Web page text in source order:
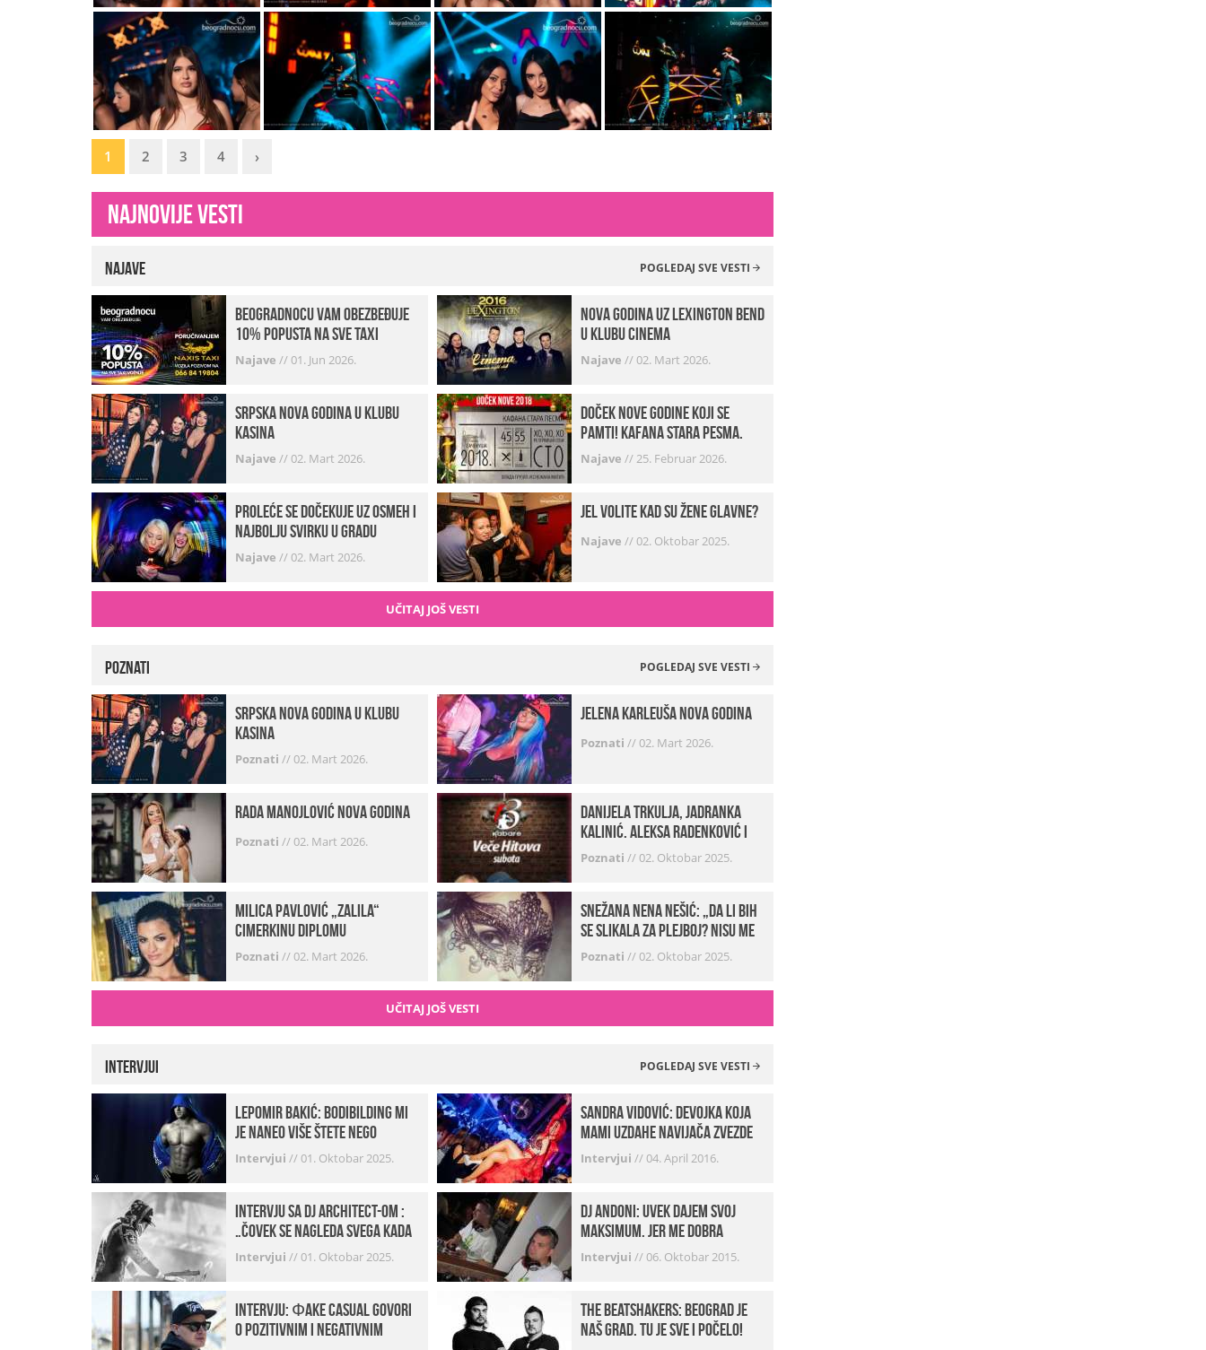
1 2 3 4 ›
Najnovije vesti
Najave POGLEDAJ SVE VESTI
beogradnocu vam obezbeđuje
10% popusta na sve taxi
vožnje
Najave //01. Jun 2026.
Srpska Nova godina u klubu
Kasina
Najave //02. Mart 2026.
Proleće se dočekuje uz osmeh i
najbolju svirku u gradu
Najave //02. Mart 2026.
Nova godina uz Lexington bend
u klubu Cinema
Najave //02. Mart 2026.
Doček Nove godine koji se
pamti! Kafana Stara pesma.
Najave //25. Februar 2026.
Jel volite kad su žene glavne?
Najave //02. Oktobar 2025.
UČITAJ JOŠ VESTI
Poznati POGLEDAJ SVE VESTI
Srpska Nova godina u klubu
Kasina
Poznati //02. Mart 2026.
Rada Manojlović Nova godina
Poznati //02. Mart 2026.
Milica Pavlović „zalila“
cimerkinu diplomu
Poznati //02. Mart 2026.
Jelena Karleuša Nova godina
Poznati //02. Mart 2026.
Danijela Trkulja, Jadranka
Kalinić, Aleksa Radenković i
Husa Beat Street u Kabareu 13
Poznati //02. Oktobar 2025.
Snežana Nena Nešić: „Da li bih
se slikala za Plejboj? Nisu me
zvali…“ (FOTO+VIDEO)
Poznati //02. Oktobar 2025.
UČITAJ JOŠ VESTI
Intervjui POGLEDAJ SVE VESTI
Lepomir Bakić: Bodibilding mi
je naneo više štete nego
koristi!
Intervjui //01. Oktobar 2025.
Intervju sa DJ Architect-om :
„Čovek se nagleda svega kada
je noćni život u pitanju. U
klubovima najmanje vidim
Intervjui //01. Oktobar 2025.
INTERVJU: Фake Casual govori
o pozitivnim i negativnim
Sandra Vidović: devojka koja
mami uzdahe navijača Zvezde
Intervjui //04. April 2016.
Dj Andoni: Uvek dajem svoj
maksimum, jer me dobra
muzika pokreće
Intervjui //06. Oktobar 2015.
The Beatshakers: Beograd je
naš grad, tu je sve i počelo!